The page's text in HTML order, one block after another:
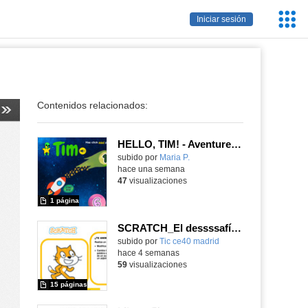
Iniciar sesión
Contenidos relacionados:
HELLO, TIM! - Aventureros digitales
Contenido educativo.
subido por Maria P.
1 página
hace una semana
47visualizaciones
SCRATCH_El dessssafío de la sssserpiente
subido por Tic ce40 madrid
15 páginas
hace 4 semanas
59visualizaciones